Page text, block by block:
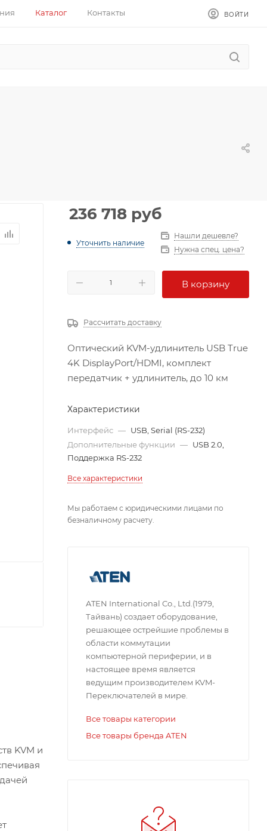
Каталог Контакты ВОЙТИ
KVM и
236 718 руб
Уточнить наличие
Нашли дешевле?
Нужна спец. цена?
В корзину
Рассчитать доставку
Оптический KVM-удлинитель USB True
4K DisplayPort/HDMI, комплект
передатчик + удлинитель, до 10 км
Характеристики
Интерфейс — USB, Serial (RS-232)
Дополнительные функции — USB 2.0,
Поддержка RS-232
Все характеристики
Мы работаем с юридическими лицами по
безналичному расчету.
ATEN International Co., Ltd.(1979,
Тайвань) создает оборудование,
решающее острейшие проблемы в
области коммутации
компьютерной периферии, и в
настоящее время является
ведущим производителем KVM-
Переключателей в мире.
Все товары категории
Все товары бренда ATEN